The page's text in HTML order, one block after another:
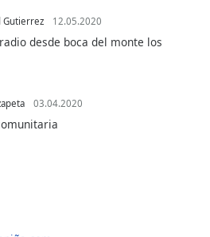
Gutierrez 12.05.2020
desde boca del monte los
03.04.2020